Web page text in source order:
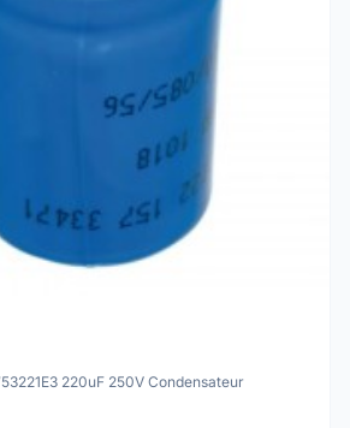
220uF 250V Condensateur